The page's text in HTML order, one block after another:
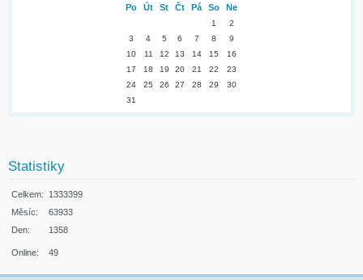
Po Út St Čt Pá So Ne
1
2
3
4 5 6 7 8
9
10
11 12 13 14 15
16
17
18 19 20 21 22
23
24
25 26 27 28 29
30
31
Statistiky
Online: 49
Celkem:
1333399
Měsíc:
63933
Den:
1358